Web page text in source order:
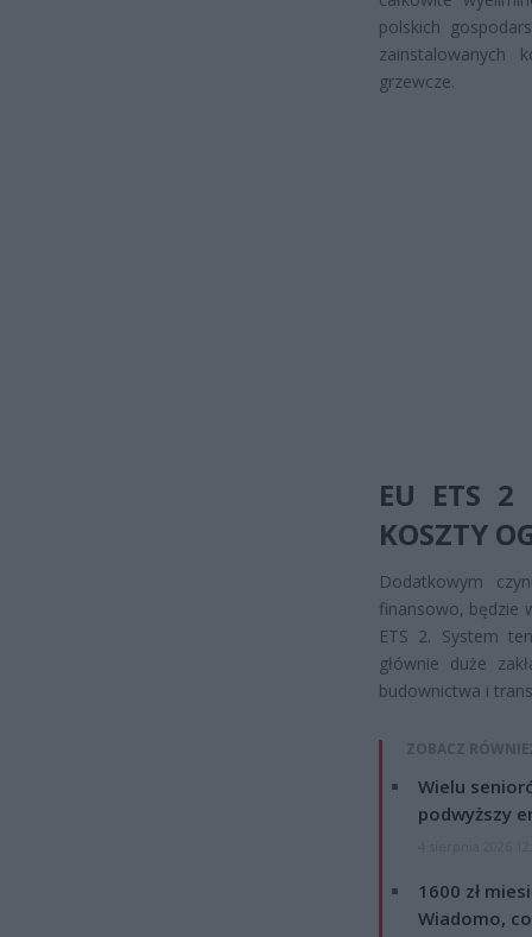
polskich
zainstalowanych
grzewcze.
EU ETS 2
KOSZTY
Dodatkowym
finansowo, będzie
ETS 2. System
głównie duże
budownictwa i
ZOBACZ
Wielu
podwyższy
1600 zł
Wiadomo,